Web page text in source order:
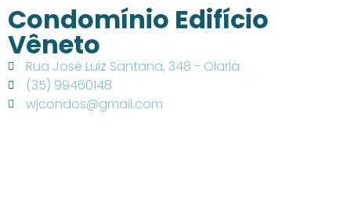
Condomínio Edifício
Vêneto
Rua José Luiz Santana, 348 - Olaria
(35) 99460148
wjcondos@gmail.com